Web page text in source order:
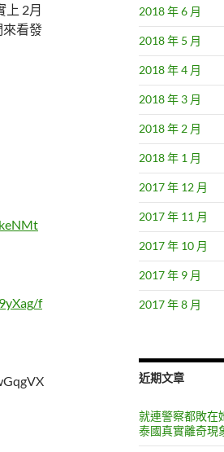
上 2月
來看發
f
2018 年 6 月
2018 年 5 月
2018 年 4 月
2018 年 3 月
2018 年 2 月
2018 年 1 月
2017 年 12 月
2017 年 11 月
2017 年 10 月
2017 年 9 月
2017 年 8 月
近期文章
就連警察都敗在
泰國真實離奇現